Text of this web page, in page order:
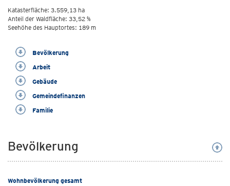
Katasterfläche: 3.559,13 ha
Anteil der Waldfläche: 33,52 %
Seehöhe des Hauptortes: 189 m
Bevölkerung
Arbeit
Gebäude
Gemeindefinanzen
Familie
Bevölkerung
Wohnbevölkerung gesamt